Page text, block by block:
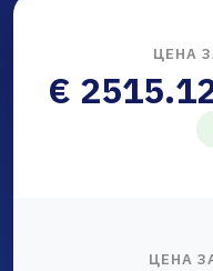
ЦЕНА
€
ЦЕНА